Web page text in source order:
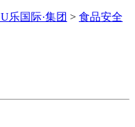
U乐国际·集团 > 食品安全